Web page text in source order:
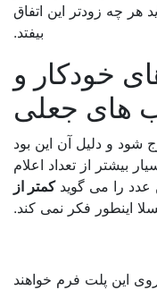
چه زودتر این اتفاق
بیفتد.
خودکار و
جعلی
و دلیل آن این بود
از تعداد اعلام
را می گویدکمتر از
فکر نمی کند.
پلت فرم خواهند